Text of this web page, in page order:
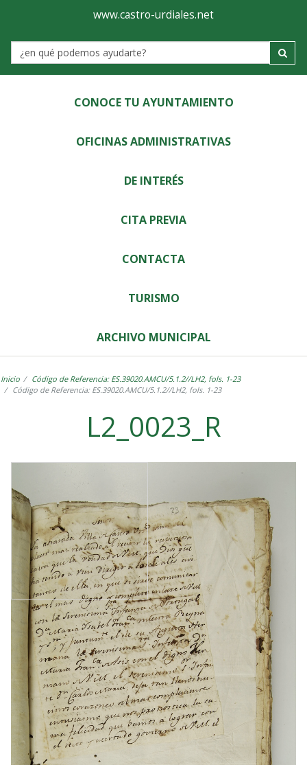
Ayuntamiento
de
Castro-
Urdiales
www.castro-urdiales.net
Label
CONOCE TU AYUNTAMIENTO
OFICINAS ADMINISTRATIVAS
DE INTERÉS
CITA PREVIA
CONTACTA
TURISMO
ARCHIVO MUNICIPAL
Inicio
Código de Referencia: ES.39020.AMCU/5.1.2//LH2, fols. 1-23
Código de Referencia: ES.39020.AMCU/5.1.2//LH2, fols. 1-23
L2_0023_R